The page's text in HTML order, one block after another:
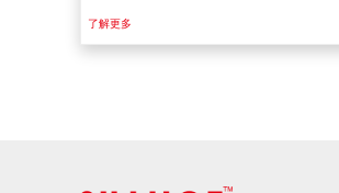
了解更多